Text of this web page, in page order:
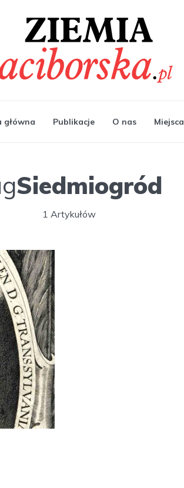
główna Publikacje O nas Miejsca
Siedmiogród
1 Artykułów